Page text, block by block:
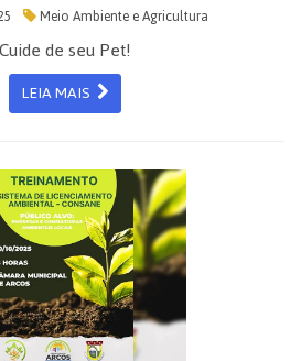
Meio Ambiente e Agricultura
Cuide de seu Pet!
LEIA MAIS